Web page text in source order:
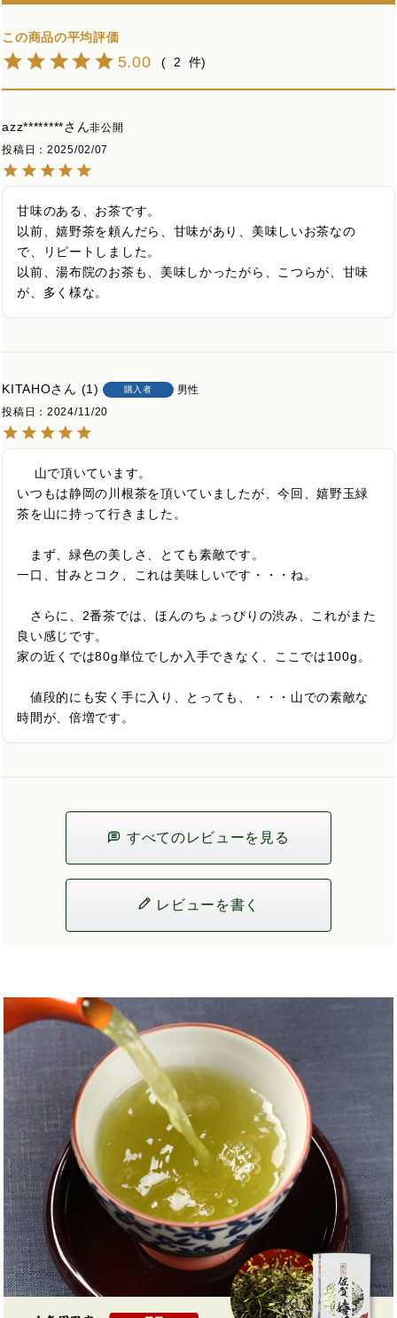
5.00 2
azz********
非公開
投稿日
2025/02/07
甘味のある、お茶です。
以前、嬉野茶を頼んだら、甘味があり、美味しいお茶なの
で、リピートしました。
以前、湯布院のお茶も、美味しかったがら、こつらが、甘味
が、多く様な。
KITAHO 1 購入者
男性
投稿日
2024/11/20
いつもは静岡の川根茶を頂いていましたが、今回、嬉野玉緑
茶を山に持って行きました。
まず、緑色の美しさ、とても素敵です。
一口、甘みとコク、これは美味しいです・・・ね。
さらに、2番茶では、ほんのちょっぴりの渋み、これがまた
良い感じです。
家の近くでは80g単位でしか入手できなく、ここでは100g。
値段的にも安く手に入り、とっても、・・・山での素敵な
時間が、倍増です。
すべてのレビューを見る
レビューを書く